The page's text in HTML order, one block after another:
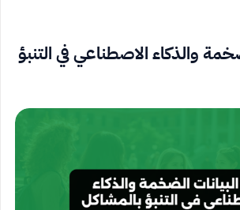
والذكاء الاصطناعي في التنبؤ